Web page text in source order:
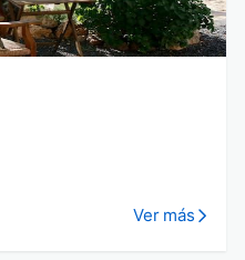
Ver más